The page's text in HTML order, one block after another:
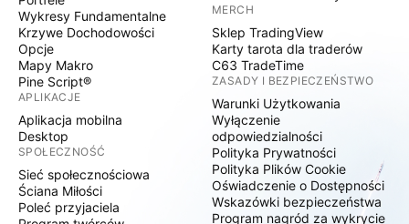
Wykresy Fundamentalne
Krzywe Dochodowości
Opcje
Mapy Makro
Pine Script®
APLIKACJE
Aplikacja mobilna
Desktop
SPOŁECZNOŚĆ
Sieć społecznościowa
Ściana Miłości
Poleć przyjaciela
MERCH
Sklep TradingView
Karty tarota dla traderów
C63 TradeTime
ZASADY I BEZPIECZEŃSTWO
Warunki Użytkowania
Wyłączenie
odpowiedzialności
Polityka Prywatności
Polityka Plików Cookie
Oświadczenie o Dostępności
Wskazówki bezpieczeństwa
Program nagród za wykrycie